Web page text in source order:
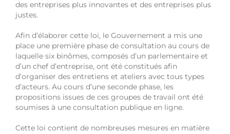
des entreprises plus innovantes et des entreprises plus
justes.
Afin d’élaborer cette loi, le Gouvernement a mis une
place une première phase de consultation au cours de
laquelle six binômes, composés d’un parlementaire et
d’un chef d’entreprise, ont été constitués afin
d’organiser des entretiens et ateliers avec tous types
d’acteurs. Au cours d’une seconde phase, les
propositions issues de ces groupes de travail ont été
soumises à une consultation publique en ligne.
Cette loi contient de nombreuses mesures en matière